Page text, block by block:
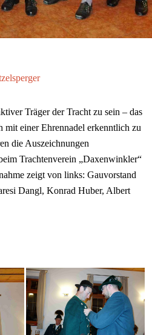
Träger der Tracht zu sein – das
einer Ehrennadel erkenntlich zu
die Auszeichnungen
Trachtenverein „Daxenwinkler“
zeigt von links: Gauvorstand
Dangl, Konrad Huber, Albert